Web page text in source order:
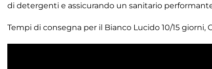
di detergenti e assicurando un sanitario
Tempi di consegna per il Bianco Lucido 10/15 giorni,